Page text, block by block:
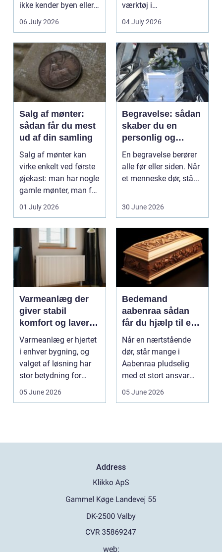
ikke kender byen eller
det lokale...
06 July 2026
værktøj i
sundhedssektoren.
beh...
04 July 2026
Salg af mønter:
sådan får du mest
ud af din samling
Salg af mønter kan
virke enkelt ved første
øjekast: man har nogle
gamle mønter, man får
dem vurderet...
01 July 2026
Begravelse: sådan
skaber du en
personlig og
respektfuld afsked
En begravelse berører
alle før eller siden. Når
et menneske dør, stå...
30 June 2026
Varmeanlæg der
giver stabil
komfort og lavere
energiregning
Varmeanlæg er hjertet
i enhver bygning, og
valget af løsning har
stor betydning for
b&a...
05 June 2026
Bedemand
aabenraa sådan
får du hjælp til en
værdig afsked
Når en nærtstående
dør, står mange i
Aabenraa pludselig
med et stort ansvar
midt i sorgen.
05 June 2026
Address
web: